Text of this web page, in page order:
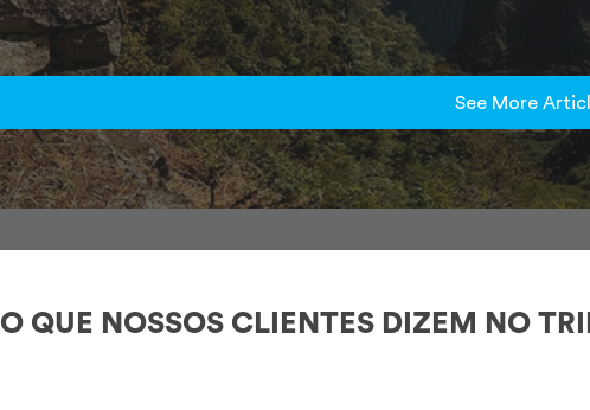
See More
O QUE NOSSOS CLIENTES DIZEM NO